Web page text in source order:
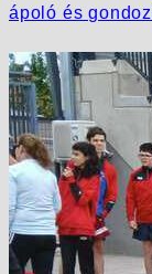
ápoló és